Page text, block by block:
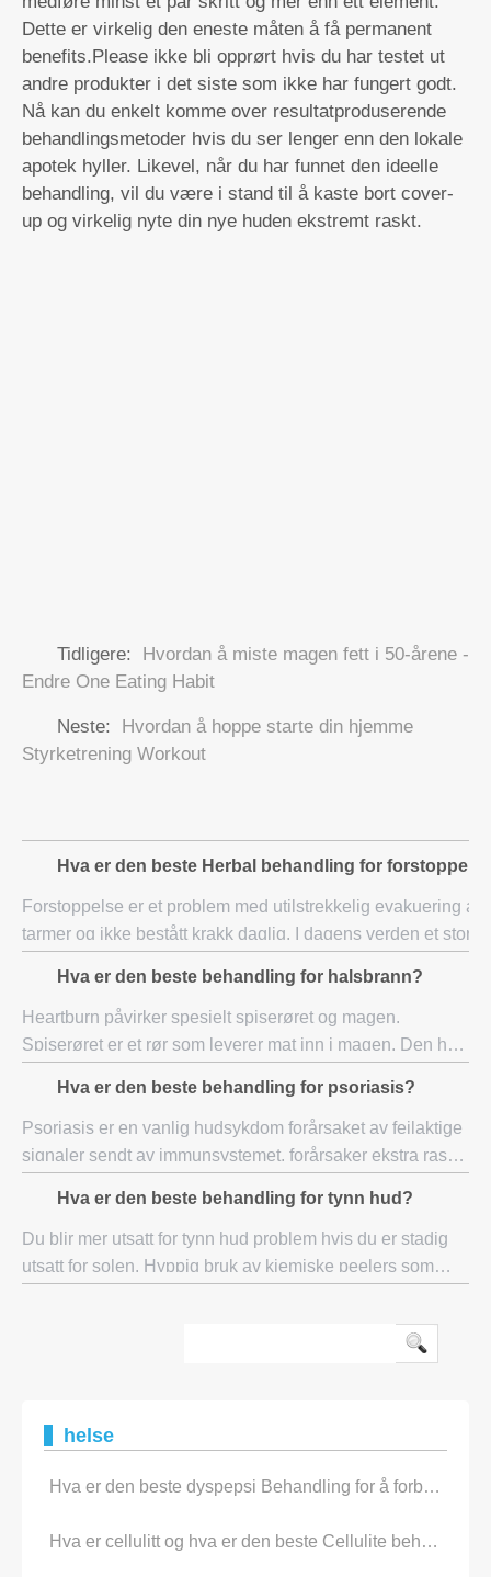
Dette er virkelig den eneste måten å få permanent
benefits.Please ikke bli opprørt hvis du har testet ut
andre produkter i det siste som ikke har fungert godt.
Nå kan du enkelt komme over resultatproduserende
behandlingsmetoder hvis du ser lenger enn den lokale
apotek hyller. Likevel, når du har funnet den ideelle
behandling, vil du være i stand til å kaste bort cover-
up og virkelig nyte din nye huden ekstremt raskt.
Tidligere:
Hvordan å miste magen fett i 50-årene -
Endre One Eating Habit
Neste:
Hvordan å hoppe starte din hjemme
Styrketrening Workout
Hva er den beste Herbal behandling for
Forstoppelse er et problem med utilstrekkelig evakuering av
tarmer og ikke bestått krakk daglig. I dagens verden et stort
forstoppelse i hovedsak
Hva er den beste behandling for halsbrann?
Heartburn påvirker spesielt spiserøret og magen.
Spiserøret er et rør som leverer mat inn i magen. Den har
samtidig som det ned under fordøyelse
Hva er den beste behandling for psoriasis?
Psoriasis er en vanlig hudsykdom forårsaket av feilaktige
signaler sendt av immunsystemet, forårsaker ekstra rask
denne akselererende hastighet før
Hva er den beste behandling for tynn hud?
Du blir mer utsatt for tynn hud problem hvis du er stadig
utsatt for solen. Hyppig bruk av kjemiske peelers som
helse
Hva er den beste dyspepsi Behandling for å forbli sunne?
Hva er cellulitt og hva er den beste Cellulite behandling for Mothers